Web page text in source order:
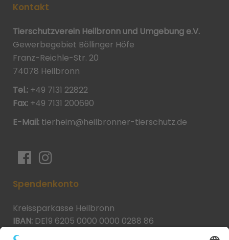
Kontakt
Tierschutzverein Heilbronn und Umgebung e.V.
Gewerbegebiet Böllinger Höfe
Franz-Reichle-Str. 20
74078 Heilbronn
Tel.: +49 7131 22822
Fax: +49 7131 200690
E-Mail: tierheim@heilbronner-tierschutz.de
Spendenkonto
Kreissparkasse Heilbronn
IBAN: DE19 6205 0000 0000 0288 86
BIC: